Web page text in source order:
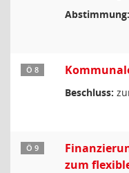
Abstimmung:
Ö 8
Beschluss:
Ö 9
zum